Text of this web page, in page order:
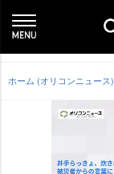
ホーム (オリコンニュース)